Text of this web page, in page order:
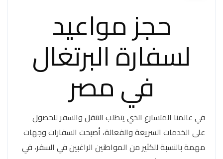
حجز مواعيد
لسفارة البرتغال
في مصر
في عالمنا المتسارع الذي يتطلب التنقل والسفر للحصول
على الخدمات السريعة والفعالة، أصبحت السفارات وجهات
مهمة بالنسبة للكثير من المواطنين الراغبين في السفر، في